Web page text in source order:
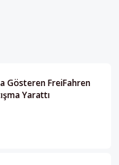
Gösteren FreiFahren
Yarattı